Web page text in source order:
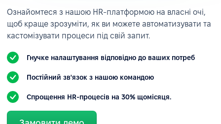
Ознайомтеся з нашою HR-платформою на власні очі,
щоб краще зрозуміти, як ви можете автоматизувати та
кастомізувати процеси під свій запит.
Гнучке налаштування відповідно до ваших потреб
Постійний зв'язок з нашою командою
Спрощення HR-процесів на 30% щомісяця.